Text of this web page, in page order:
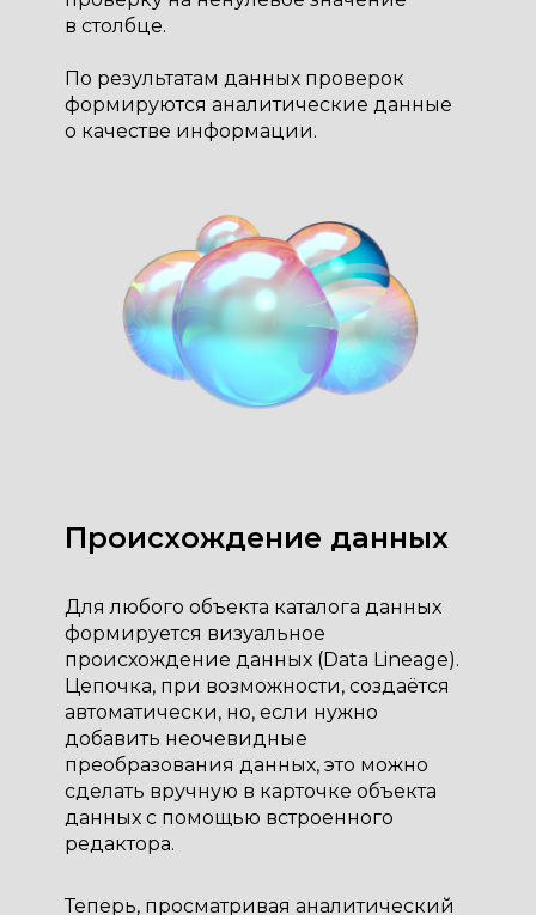
в столбце.
По результатам данных проверок
формируются аналитические данные
о качестве информации.
Происхождение данных
Теперь, просматривая аналитический
Для любого объекта каталога данных
формируется визуальное
происхождение данных (Data Lineage).
Цепочка, при возможности, создаётся
автоматически, но, если нужно
добавить неочевидные
преобразования данных, это можно
сделать вручную в карточке объекта
данных с помощью встроенного
редактора.